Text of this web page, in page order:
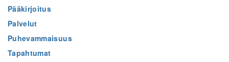
Pääkirjoitus
Palvelut
Puhevammaisuus
Tapahtumat